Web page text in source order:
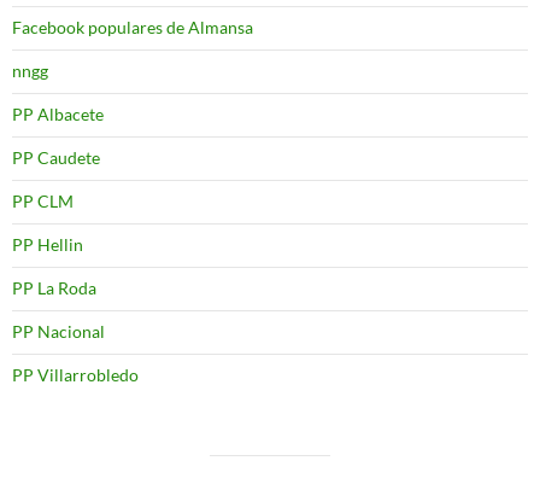
Facebook populares de Almansa
nngg
PP Albacete
PP Caudete
PP CLM
PP Hellin
PP La Roda
PP Nacional
PP Villarrobledo